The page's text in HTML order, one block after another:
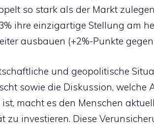
so stark als der Markt
ihre einzigartige Stellung am
ausbauen (+2%-Punkte
und geopolitische
sowie die Diskussion, welche
macht es den Menschen
zu investieren. Diese